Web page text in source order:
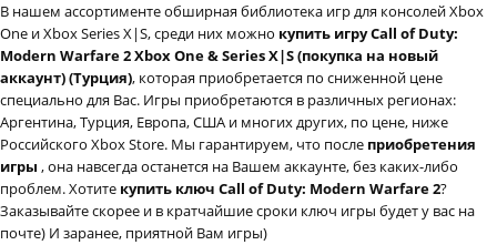
В нашем ассортименте обширная библиотека игр для консолей Xbox
One и Xbox Series X|S, среди них можно купить игру Call of Duty:
Modern Warfare 2 Xbox One & Series X|S (покупка на новый
аккаунт) (Турция), которая приобретается по сниженной цене
специально для Вас. Игры приобретаются в различных регионах:
Аргентина, Турция, Европа, США и многих других, по цене, ниже
Российского Xbox Store. Мы гарантируем, что после приобретения
игры , она навсегда останется на Вашем аккаунте, без каких-либо
проблем. Хотите купить ключ Call of Duty: Modern Warfare 2?
Заказывайте скорее и в кратчайшие сроки ключ игры будет у вас на
почте) И заранее, приятной Вам игры)